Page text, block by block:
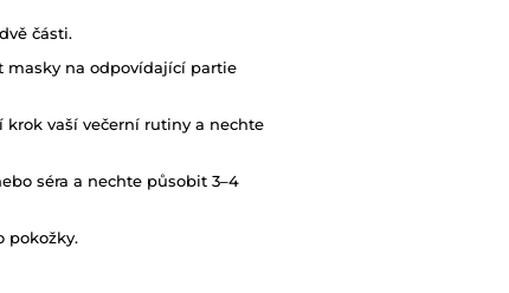
části.
masky na odpovídající partie
vaší večerní rutiny a nechte
séra a nechte působit 3–4
pokožky.